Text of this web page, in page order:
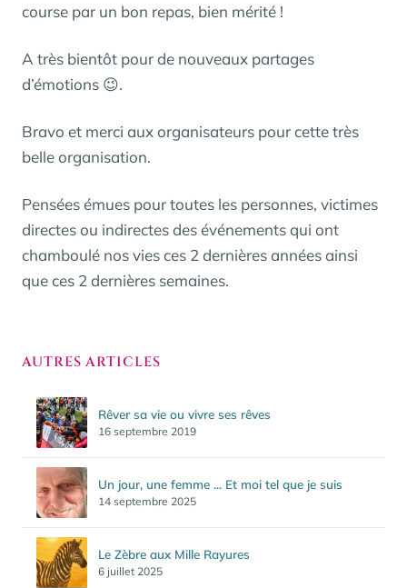
course par un bon repas, bien mérité !
A très bientôt pour de nouveaux partages
d’émotions 😉.
Bravo et merci aux organisateurs pour cette très
belle organisation.
Pensées émues pour toutes les personnes, victimes
directes ou indirectes des événements qui ont
chamboulé nos vies ces 2 dernières années ainsi
que ces 2 dernières semaines.
AUTRES ARTICLES
Rêver sa vie ou vivre ses rêves
16 septembre 2019
Un jour, une femme ... Et moi tel que je suis
14 septembre 2025
Le Zèbre aux Mille Rayures
6 juillet 2025